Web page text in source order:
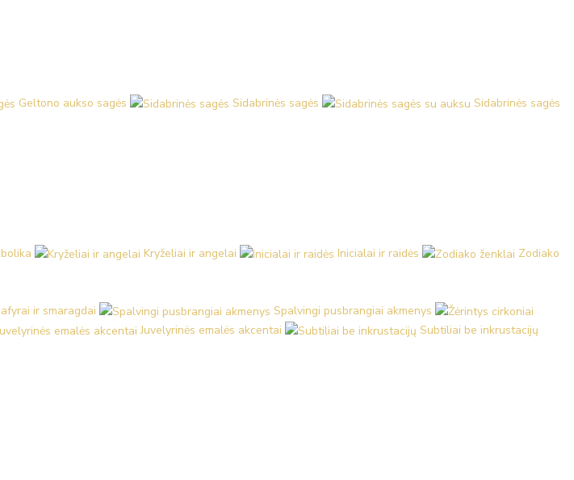
Geltono aukso sagės Sidabrinės sagės
Sidabrinės sagės
Kryželiai ir angelai Inicialai ir raidės
Zodiako
ir smaragdai
Spalvingi pusbrangiai akmenys
Juvelyrinės emalės akcentai Subtiliai be inkrustacijų